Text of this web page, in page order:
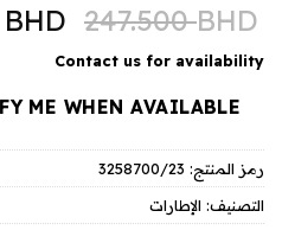
247.500BHD
BHD
Contact us for availability
ME WHEN AVAILABLE
رمز المنتج: 3258700/23
التصنيف: الإطارات